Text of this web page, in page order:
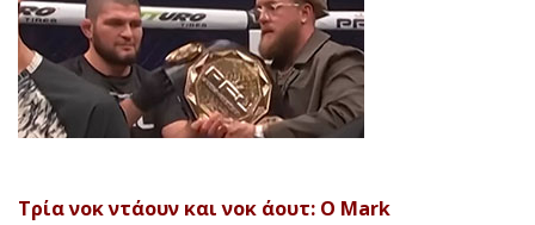
Τρία νοκ ντάουν και νοκ άουτ: Ο Mark